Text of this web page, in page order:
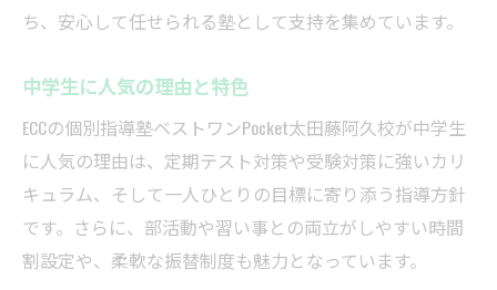
ち、安心して任せられる塾として支持を集めています。
中学生に人気の理由と特色
ECCの個別指導塾ベストワンPocket太田藤阿久校が中学生
に人気の理由は、定期テスト対策や受験対策に強いカリ
キュラム、そして一人ひとりの目標に寄り添う指導方針
です。さらに、部活動や習い事との両立がしやすい時間
割設定や、柔軟な振替制度も魅力となっています。